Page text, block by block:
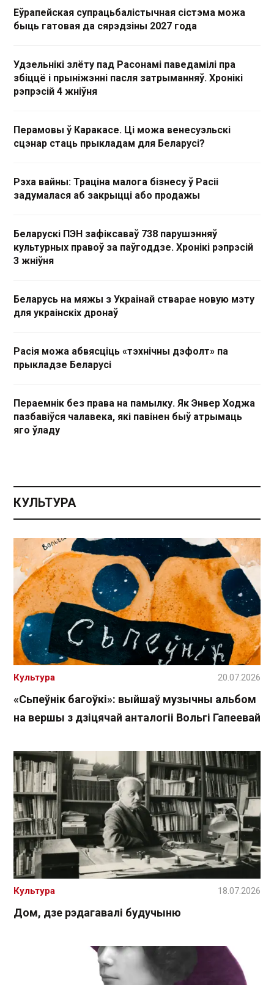
Еўрапейская супрацьбалістычная сістэма можа
быць гатовая да сярэдзіны 2027 года
Удзельнікі злёту пад Расонамі паведамілі пра
збіццё і прыніжэнні пасля затрыманняў. Хронікі
рэпрэсій 4 жніўня
Перамовы ў Каракасе. Ці можа венесуэльскі
сцэнар стаць прыкладам для Беларусі?
Рэха вайны: Траціна малога бізнесу ў Расіі
задумалася аб закрыцці або продажы
Беларускі ПЭН зафіксаваў 738 парушэнняў
культурных правоў за паўгоддзе. Хронікі рэпрэсій
3 жніўня
Беларусь на мяжы з Украінай стварае новую мэту
для украінскіх дронаў
Расія можа абвясціць «тэхнічны дэфолт» па
прыкладзе Беларусі
Пераемнік без права на памылку. Як Энвер Ходжа
пазбавіўся чалавека, які павінен быў атрымаць
яго ўладу
КУЛЬТУРА
«Сьпеўнік багоўкі»: выйшаў музычны альбом
на вершы з дзіцячай анталогіі Вольгі Гапеевай
Культура 20.07.2026
Дом, дзе рэдагавалі будучыню
Культура 18.07.2026